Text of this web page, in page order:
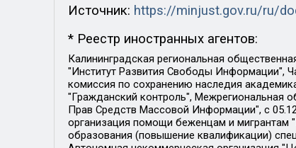
Источник: https://minjust.gov.ru/ru/
* Реестр иностранных агентов:
Калининградская региональная общественная организация "Экозащита!-Женсовет", Фонд содействия защите прав и свобод граждан "Общественный вердикт", Фонд "Институт Развития Свободы Информации", Частное учреждение "Информационное агентство МЕМО. РУ", Региональная общественная организация "Общественная комиссия по сохранению наследия академика Сахарова", Фонд поддержки свободы прессы, Санкт-Петербургская общественная правозащитная организация "Гражданский контроль", Межрегиональная общественная организация "Информационно-просветительский центр "Мемориал", Региональный Фонд "Центр Защиты Прав Средств Массовой Информации", с 05.12.2023 Фонд "Центр Защиты Прав Средств массовой информации", Региональная общественная благотворительная организация помощи беженцам и мигрантам "Гражданское содействие", Негосударственное образовательное учреждение дополнительного профессионального образования (повышение квалификации) специалистов "АКАДЕМИЯ ПО ПРАВАМ ЧЕЛОВЕКА", Свердловская региональная общественная организация "Сутяжник", Автономная некоммерческая организация "Центр независимых социологических исследований", Союз общественных объединений "Российский исследовательский центр по правам человека", Региональное общественное учреждение научно-информационный центр "МЕМОРИАЛ", Некоммерческая организация "Фонд защиты гласности", Автономная некоммерческая организация "Институт прав человека", Городская общественная организация "Екатеринбургское общество "МЕМОРИАЛ", Городская общественная организация "Рязанское историко-просветительское и правозащитное общество "Мемориал" (Рязанский Мемориал), Челябинский региональный орган общественной самодеятельности – женское общественное объединение "Женщины Евразии", Челябинский региональный орган общественной самодеятельности "Уральская правозащитная группа", Фонд содействия защите здоровья и социальной справедливости имени Андрея Рылькова, Автономная Некоммерческая Организация "Аналитический Центр Юрия Левады", Автономная некоммерческая организация социальной поддержки населения "Проект Апрель", Региональная общественная организация помощи женщинам и детям, находящимся в кризисной ситуации "Информационно-методический центр "Анна", Фонд содействия развитию массовых коммуникаций и правовому просвещению "Так-так-Так", Фонд содействия устойчивому развитию "Серебряная тайга", Свердловский региональный общественный фонд социальных проектов "Новое время", "Idel.Реалии", Кавказ.Реалии, Крым.Реалии, Телеканал Настоящее Время, Татаро-башкирская служба Радио Свобода (Azatliq Radiosi), Радио Свободная Европа/Радио Свобода (PCE/PC), "Сибирь.Реалии", "Фактограф", Благотворительный фонд помощи осужденным и их